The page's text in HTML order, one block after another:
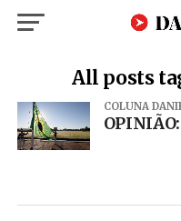
All posts
COLUNA